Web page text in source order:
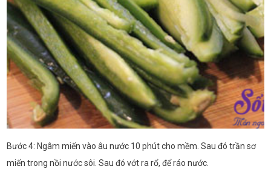
Bước 4: Ngâm miến vào âu nước 10 phút cho mềm. Sau đó trần sơ
miến trong nồi nước sôi. Sau đó vớt ra rổ, để ráo nước.